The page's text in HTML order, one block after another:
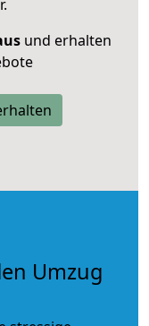
und erhalten
Umzug